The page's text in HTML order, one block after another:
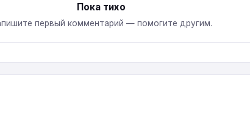
Пока тихо
первый комментарий — помогите другим.